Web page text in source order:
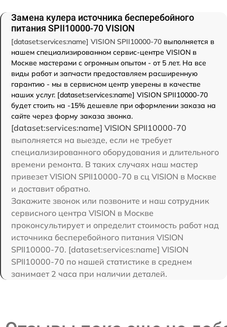
Замена кулера источника бесперебойного
питания SPII10000-70 VISION
[dataset:services:name] VISION SPII10000-70 выполняется в
нашем специализированном сервис-центре VISION в
Москве мастерами с огромным опытом - от 5 лет. На все
виды работ и запчасти предоставляем расширенную
гарантию - мы в сервисном центр уверены в качестве
наших услуг. [dataset:services:name] VISION SPII10000-70
будет стоить на -15% дешевле при оформлении заказа на
сайте через форму заказа звонка.
[dataset:services:name] VISION SPII10000-70
выполняется на выезде, если не требует
специализированного оборудования и длительного
времени ремонта. В таких случаях наш мастер
привезет VISION SPII10000-70 в сц VISION в Москве
и доставит обратно.
Закажите звонок или позвоните и наш сотрудник
сервисного центра VISION в Москве
проконсультирует и определит стоимость работ над
источника бесперебойного питания VISION
SPII10000-70. [dataset:services:name] VISION
SPII10000-70 по нашей статистике в среднем
занимает 2 часа при наличии деталей.